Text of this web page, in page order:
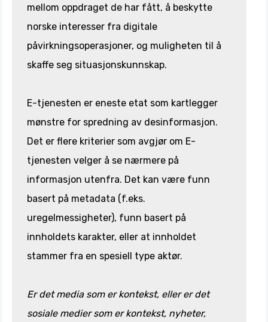
mellom oppdraget de har fått, å beskytte
norske interesser fra digitale
påvirkningsoperasjoner, og muligheten til å
skaffe seg situasjonskunnskap.
E-tjenesten er eneste etat som kartlegger
mønstre for spredning av desinformasjon.
Det er flere kriterier som avgjør om E-
tjenesten velger å se nærmere på
informasjon utenfra. Det kan være funn
basert på metadata (f.eks.
uregelmessigheter), funn basert på
innholdets karakter, eller at innholdet
stammer fra en spesiell type aktør.
Er det media som er kontekst, eller er det
sosiale medier som er kontekst, nyheter,